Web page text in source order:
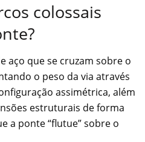
colossais
aço que se cruzam sobre o
o peso da via através
assimétrica, além
estruturais de forma
a ponte “flutue” sobre o